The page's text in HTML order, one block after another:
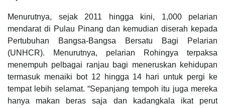
Menurutnya, sejak 2011 hingga kini, 1,000 pelarian
mendarat di Pulau Pinang dan kemudian diserah kepada
Pertubuhan Bangsa-Bangsa Bersatu Bagi Pelarian
(UNHCR). Menurutnya, pelarian Rohingya terpaksa
menempuh pelbagai ranjau bagi meneruskan kehidupan
termasuk menaiki bot 12 hingga 14 hari untuk pergi ke
tempat lebih selamat. “Sepanjang tempoh itu juga mereka
hanya makan beras saja dan kadangkala ikat perut